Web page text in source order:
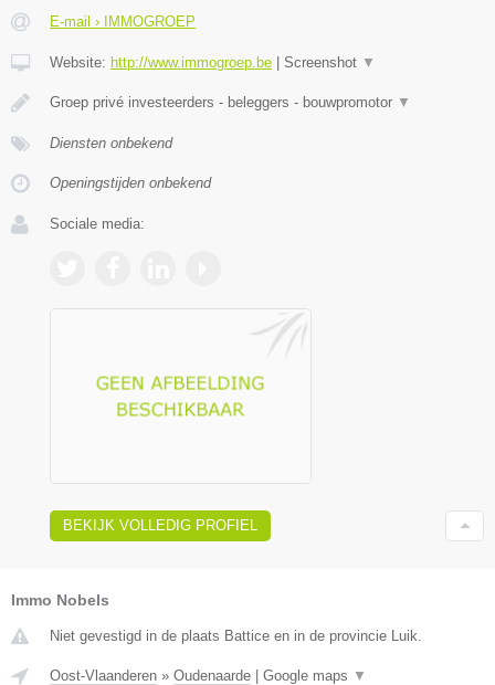
E-mail › IMMOGROEP
Website: http://www.immogroep.be Screenshot ▼
Groep privé investeerders - beleggers - bouwpromotor ▼
Diensten onbekend
Openingstijden onbekend
Sociale media:
BEKIJK VOLLEDIG PROFIEL
Immo Nobels
Niet gevestigd in de plaats Battice en in de provincie Luik.
Oost-Vlaanderen » Oudenaarde Google maps ▼